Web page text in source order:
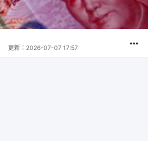
更新： 2026-07-07 17:57